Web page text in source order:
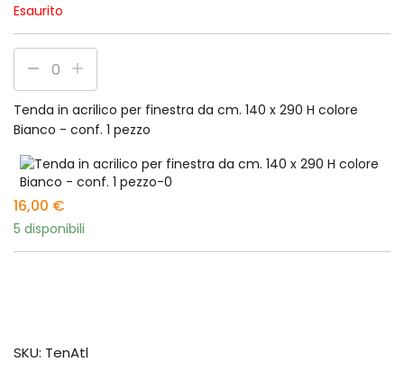
Esaurito
Tenda in acrilico per finestra da cm. 140 x 290 H colore
Bianco - conf. 1 pezzo
16,00 €
5 disponibili
SKU: TenAtl